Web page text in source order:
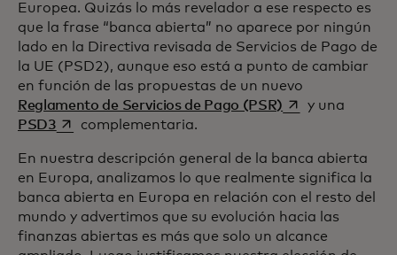
Europea. Quizás lo más revelador a ese respecto es
que la frase “banca abierta” no aparece por ningún
lado en la Directiva revisada de Servicios de Pago de
la UE (PSD2), aunque eso está a punto de cambiar
en función de las propuestas de un nuevo
Reglamento de Servicios de Pago (PSR) se abre en una
y una
PSD3se abre en una pestaña nueva
complementaria.
En nuestra descripción general de la banca abierta
en Europa, analizamos lo que realmente significa la
banca abierta en Europa en relación con el resto del
mundo y advertimos que su evolución hacia las
finanzas abiertas es más que solo un alcance